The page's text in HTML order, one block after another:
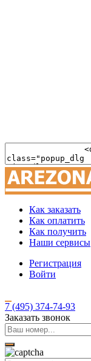
Как заказать
Как оплатить
Как получить
Наши сервисы
Регистрация
Войти
7 (495) 374-74-93
Заказать звонок